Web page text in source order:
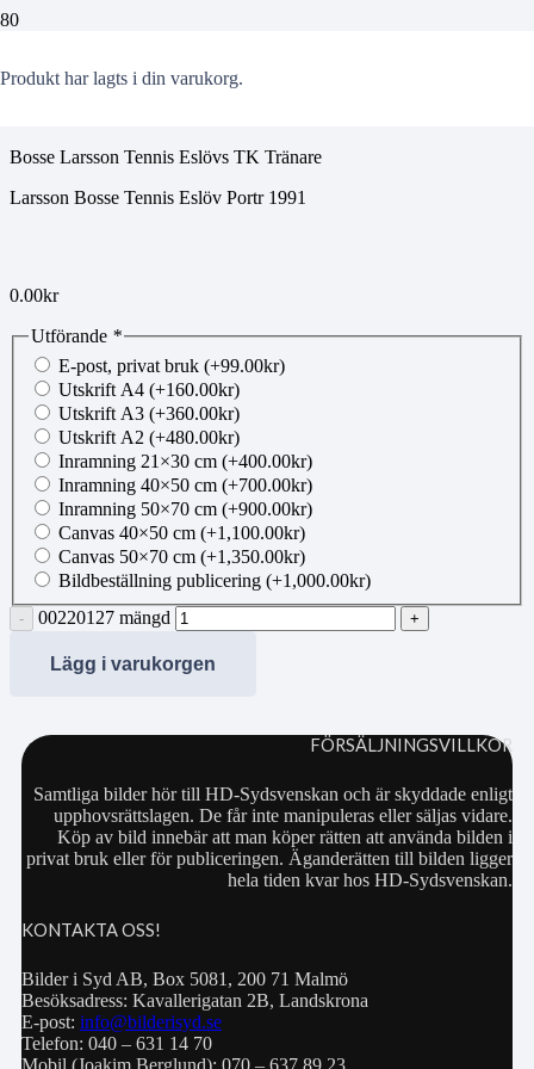
Produkt har lagts i din varukorg.
00220127
Bosse Larsson Tennis Eslövs TK Tränare
Larsson Bosse Tennis Eslöv Portr 1991
0.00kr
Utförande *
E-post, privat bruk (+99.00kr)
Utskrift A4 (+160.00kr)
Utskrift A3 (+360.00kr)
Utskrift A2 (+480.00kr)
Inramning 21×30 cm (+400.00kr)
Inramning 40×50 cm (+700.00kr)
Inramning 50×70 cm (+900.00kr)
Canvas 40×50 cm (+1,100.00kr)
Canvas 50×70 cm (+1,350.00kr)
Bildbeställning publicering (+1,000.00kr)
00220127 mängd
Lägg i varukorgen
FÖRSÄLJNINGSVILLKOR
Samtliga bilder hör till HD-Sydsvenskan och är skyddade enligt
upphovsrättslagen. De får inte manipuleras eller säljas vidare.
Köp av bild innebär att man köper rätten att använda bilden i
privat bruk eller för publiceringen. Äganderätten till bilden ligger
hela tiden kvar hos HD-Sydsvenskan.
KONTAKTA OSS!
Bilder i Syd AB, Box 5081, 200 71 Malmö
Besöksadress: Kavallerigatan 2B, Landskrona
E-post: info@bilderisyd.se
Telefon: 040 – 631 14 70